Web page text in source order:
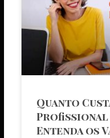
Quanto
Profissional
Entenda os